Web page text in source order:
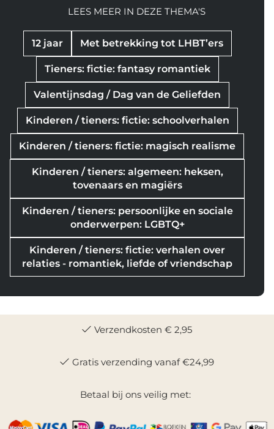
12 jaar Met betrekking tot LHBT’ers
Tieners: fictie: fantasy romantiek
Valentijnsdag / Dag van de Geliefden
Kinderen / tieners: fictie: schoolverhalen
Kinderen / tieners: fictie: magisch realisme
Kinderen / tieners: algemeen: heksen,
tovenaars en magiërs
Kinderen / tieners: persoonlijke en sociale
onderwerpen: LGBTQ+
Kinderen / tieners: fictie: verhalen over
relaties - romantiek, liefde of vriendschap
LEES MEER IN DEZE THEMA'S
Verzendkosten € 2,95
Gratis verzending vanaf €24,99
Betaal bij ons veilig met: